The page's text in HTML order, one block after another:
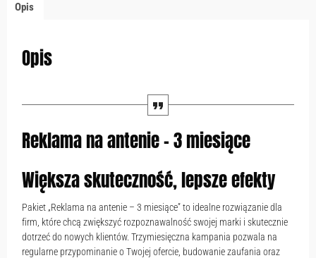
Opis
Opis
Reklama na antenie – 3 miesiące
Większa skuteczność, lepsze efekty
Pakiet „Reklama na antenie – 3 miesiące” to idealne rozwiązanie dla
firm, które chcą zwiększyć rozpoznawalność swojej marki i skutecznie
dotrzeć do nowych klientów. Trzymiesięczna kampania pozwala na
regularne przypominanie o Twojej ofercie, budowanie zaufania oraz